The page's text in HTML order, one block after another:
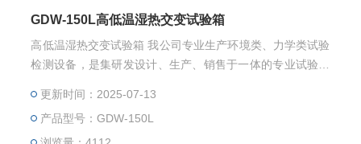
GDW-150L高低温湿热交变试验箱
高低温湿热交变试验箱 我公司专业生产环境类、力学类试验
检测设备，是集研发设计、生产、销售于一体的专业试验设
耐热、耐寒、耐干、耐湿的性能。本机采用中英文显示彩色
触控式屏幕画面，操作简单，程序编辑容易，可显示完整的
更新时间：2025-07-13
产品型号：GDW-150L